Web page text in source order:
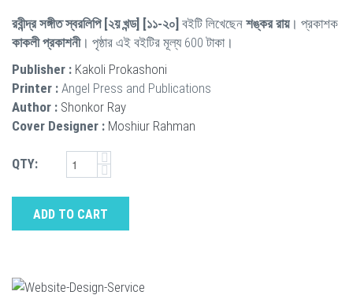
রবীন্দ্র সঙ্গীত স্বরলিপি [২য় খন্ড] [১১-২০] বইটি লিখেছেন শঙ্কর রায়। প্রকাশক
কাকলী প্রকাশনী। পৃষ্ঠার এই বইটির মূল্য 600 টাকা।
Publisher : Kakoli Prokashoni
Printer : Angel Press and Publications
Author : Shonkor Ray
Cover Designer : Moshiur Rahman
QTY:
ADD TO CART